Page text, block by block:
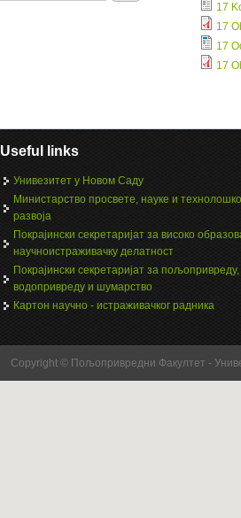
17
17
17
17
Useful links
Унивезитет у Новом Саду
Министарство просвете, науке и
развоја
Покрајински секретаријат за високо
научноистраживачку делатност
Покрајински секретаријат за пољопривреду,
водопривреду и шумарство
Картон научно - истраживачког радника
Copyright © Пољопривредни Факултет -